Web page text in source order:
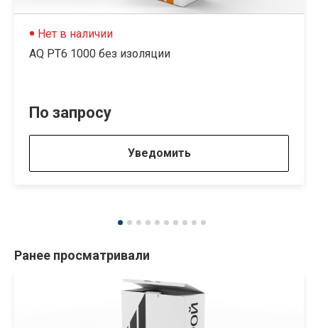
Нет в наличии
AQ PT6 1000 без изоляции
По запросу
Уведомить
Ранее просматривали